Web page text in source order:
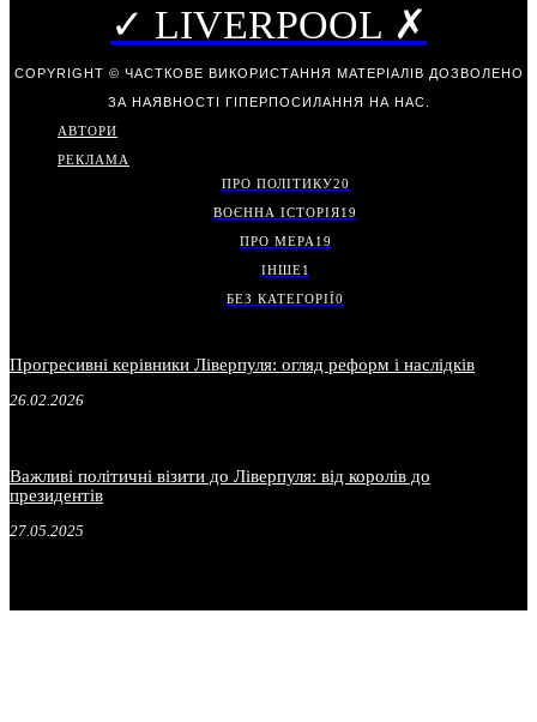
✓ LIVERPOOL ✗
COPYRIGHT © ЧАСТКОВЕ ВИКОРИСТАННЯ МАТЕРІАЛІВ ДОЗВОЛЕНО
ЗА НАЯВНОСТІ ГІПЕРПОСИЛАННЯ НА НАС.
АВТОРИ
РЕКЛАМА
ПРО ПОЛІТИКУ20
ВОЄННА ІСТОРІЯ19
ПРО МЕРА 19
ІНШЕ1
БЕЗ КАТЕГОРІЇ0
Прогресивні керівники Ліверпуля: огляд реформ і наслідків
26.02.2026
Важливі політичні візити до Ліверпуля: від королів до
президентів
27.05.2025